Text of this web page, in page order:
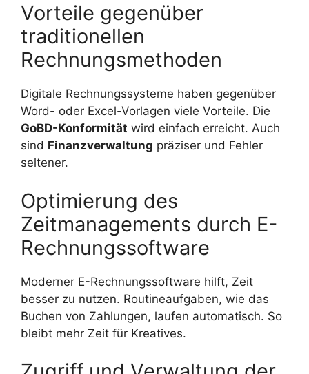
Vorteile gegenüber
traditionellen
Rechnungsmethoden
Digitale Rechnungssysteme haben gegenüber
Word- oder Excel-Vorlagen viele Vorteile. Die
GoBD-Konformität wird einfach erreicht. Auch
sind Finanzverwaltung präziser und Fehler
seltener.
Optimierung des
Zeitmanagements durch E-
Rechnungssoftware
Moderner E-Rechnungssoftware hilft, Zeit
besser zu nutzen. Routineaufgaben, wie das
Buchen von Zahlungen, laufen automatisch. So
bleibt mehr Zeit für Kreatives.